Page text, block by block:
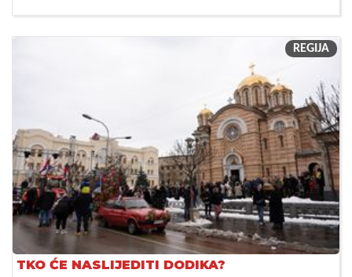
REGIJA
TKO ĆE NASLIJEDITI DODIKA?